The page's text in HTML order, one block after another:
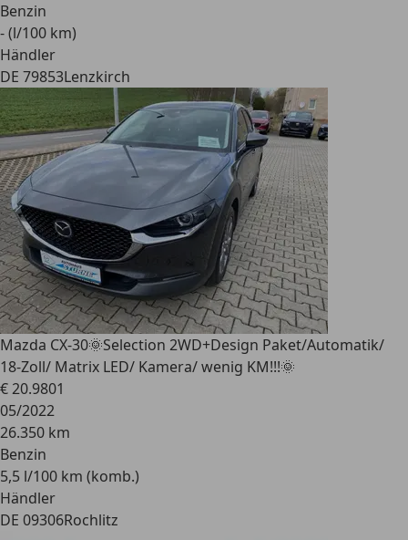
Benzin
- (l/100 km)
Händler
DE 79853Lenzkirch
Mazda CX-30🌞Selection 2WD+Design Paket/Automatik/
18-Zoll/ Matrix LED/ Kamera/ wenig KM!!!🌞
€ 20.9801
05/2022
26.350 km
Benzin
5,5 l/100 km (komb.)
Händler
DE 09306Rochlitz